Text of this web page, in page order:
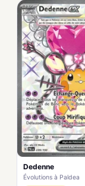
Dedenne
Évolutions à Paldea